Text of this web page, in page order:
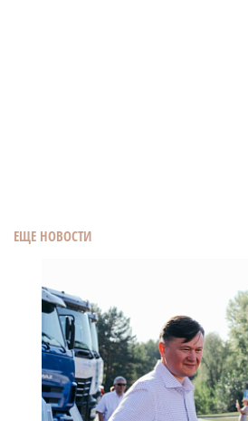
ЕЩЕ НОВОСТИ